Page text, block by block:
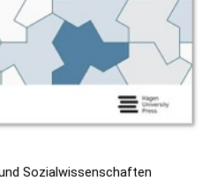
Sozialwissenschaften